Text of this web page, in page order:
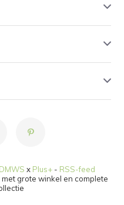
DMWS x Plus+ - RSS-feed
grote winkel en complete